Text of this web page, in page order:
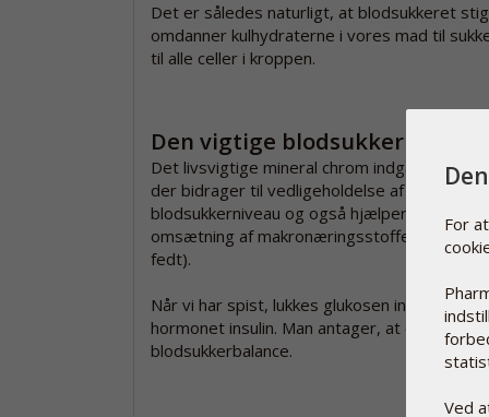
Det er således naturligt, at blodsukkeret
omdanner kulhydraterne i vores mad til
til alle celler i kroppen.
Den vigtige blodsukkerbalance
Det livsvigtige mineral chrom indgår i
der bidrager til vedligeholdelse af et normalt
blodsukkerniveau og også hjælper med at
omsætning af makronæringsstoffer
fedt).
Når vi har spist, lukkes glukosen ind i
hormonet insulin. Man antager, at chrom
blodsukkerbalance.
For
Ved